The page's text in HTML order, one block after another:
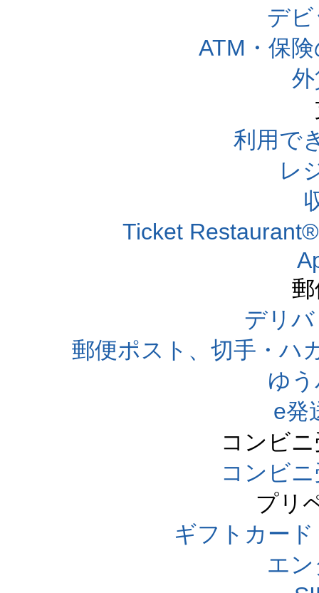
デ
ATM・保
利用で
レ
Ticket
デリ
郵便ポスト、切手・ハ
ゆ
e発
コンビ
コンビ
プリ
ギフトカー
エ